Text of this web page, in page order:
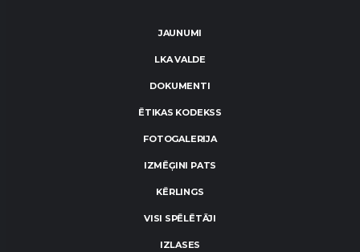
JAUNUMI
LKA VALDE
DOKUMENTI
ĒTIKAS KODEKSS
FOTOGALERIJA
IZMĒĢINI PATS
KĒRLINGS
VISI SPĒLĒTĀJI
IZLASES